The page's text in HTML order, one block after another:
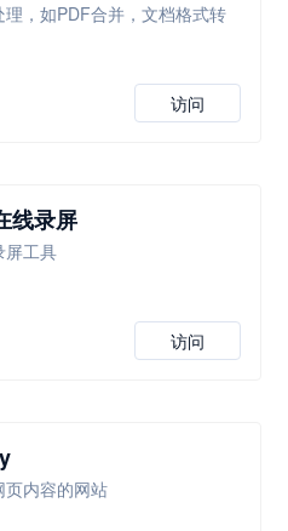
，如PDF合并，文档格式转
访问
线录屏
屏工具
访问
页内容的网站